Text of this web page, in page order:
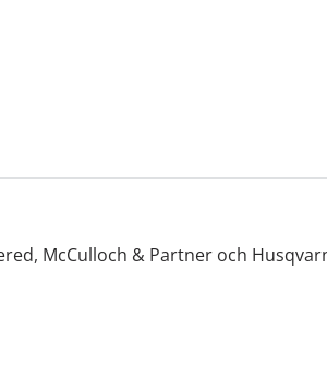
McCulloch & Partner och